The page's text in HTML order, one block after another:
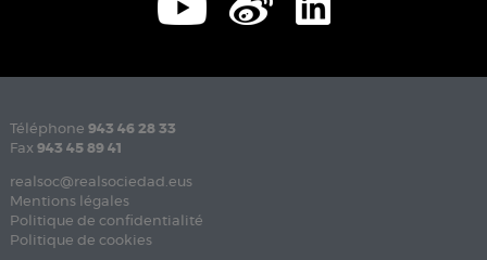
Téléphone 943 46 28 33
Fax 943 45 89 41
realsoc@realsociedad.eus
Mentions légales
Politique de confidentialité
Politique de cookies